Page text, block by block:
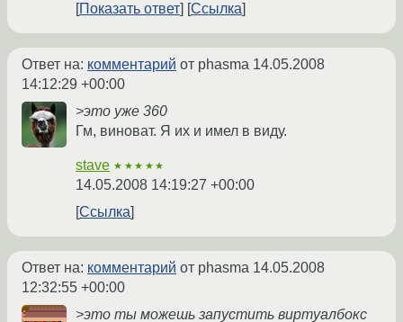
Показать ответ
Ссылка
Ответ на: комментарий от phasma 14.05.2008
14:12:29 +00:00
>это уже 360
Гм, виноват. Я их и имел в виду.
stave ★★★★★
14.05.2008 14:19:27 +00:00
Ссылка
Ответ на: комментарий от phasma 14.05.2008
12:32:55 +00:00
>это ты можешь запустить виртуалбокс